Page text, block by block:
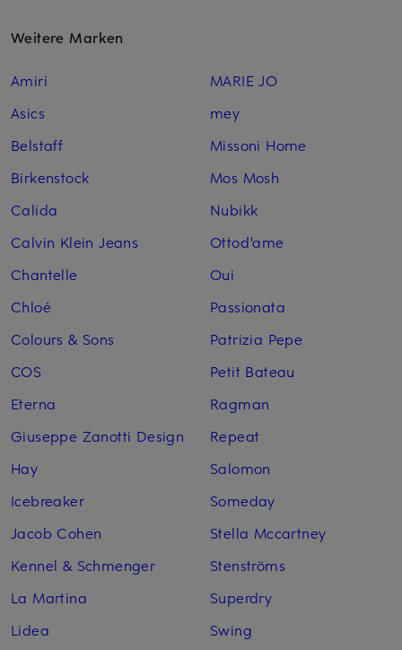
Weitere Marken
Amiri
Asics
Belstaff
Birkenstock
Calida
Calvin Klein Jeans
Chantelle
Chloé
Colours & Sons
COS
Eterna
Giuseppe Zanotti Design
Hay
Icebreaker
Jacob Cohen
Kennel & Schmenger
La Martina
Lidea
MARIE JO
mey
Missoni Home
Mos Mosh
Nubikk
Ottod'ame
Oui
Passionata
Patrizia Pepe
Petit Bateau
Ragman
Repeat
Salomon
Someday
Stella Mccartney
Stenströms
Superdry
Swing